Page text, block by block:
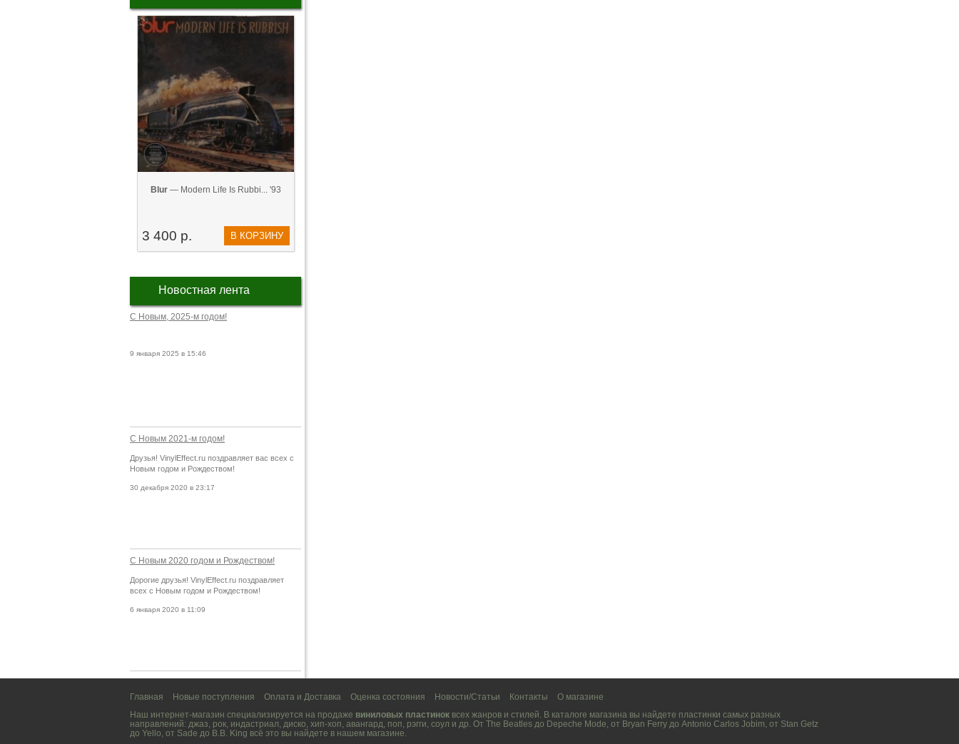
Blur — Modern Life Is Rubbi... '93
3 400 р. В КОРЗИНУ
Новостная лента
С Новым, 2025-м годом!
9 января 2025 в 15:46
С Новым 2021-м годом!
Друзья! VinylEffect.ru поздравляет вас всех с
Новым годом и Рождеством!
30 декабря 2020 в 23:17
С Новым 2020 годом и Рождеством!
Дорогие друзья! VinylEffect.ru поздравляет
всех с Новым годом и Рождеством!
6 января 2020 в 11:09
Главная Новые поступления Оплата и Доставка Оценка состояния Новости/Статьи Контакты
О магазине
Наш интернет-магазин специализируется на продаже виниловых пластинок всех жанров и стилей. В каталоге магазина вы найдете пластинки самых разных
направлений: джаз, рок, индастриал, диско, хип-хоп, авангард, поп, рэгги, соул и др. От The Beatles до Depeche Mode, от Bryan Ferry до Antonio Carlos Jobim, от Stan Getz
до Yello, от Sade до B.B. King всё это вы найдете в нашем магазине.